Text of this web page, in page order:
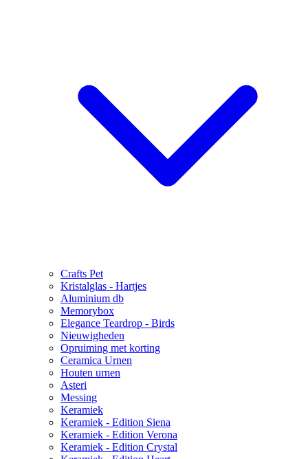
Crafts Pet
Kristalglas - Hartjes
Aluminium db
Memorybox
Elegance Teardrop - Birds
Nieuwigheden
Opruiming met korting
Ceramica Urnen
Houten urnen
Asteri
Messing
Keramiek
Keramiek - Edition Siena
Keramiek - Edition Verona
Keramiek - Edition Crystal